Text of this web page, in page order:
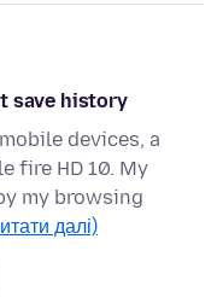
save history
devices, a
fire HD 10. My
my browsing
далі)